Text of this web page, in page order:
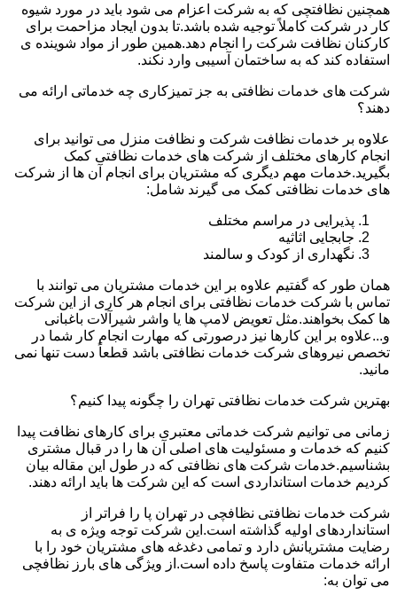
همچنین نظافتچی که به شرکت اعزام می شود باید در مورد شیوه
کار در شرکت کاملاً توجیه شده باشد.تا بدون ایجاد مزاحمت برای
کارکنان نظافت شرکت را انجام دهد.همین طور از مواد شوینده ی
استفاده کند که به ساختمان آسیبی وارد نکند.
شرکت های خدمات نظافتی به جز تمیزکاری چه خدماتی ارائه می
دهند؟
علاوه بر خدمات نظافت شرکت و نظافت منزل می توانید برای
انجام کارهای مختلف از شرکت های خدمات نظافتی کمک
بگیرید.خدمات مهم دیگری که مشتریان برای انجام آن ها از شرکت
های خدمات نظافتی کمک می گیرند شامل:
پذیرایی در مراسم مختلف
جابجایی اثاثیه
نگهداری از کودک و سالمند
همان طور که گفتیم علاوه بر این خدمات مشتریان می توانند با
تماس با شرکت خدمات نظافتی برای انجام هر کاری از این شرکت
ها کمک بخواهند.مثل تعویض لامپ ها یا واشر شیرآلات باغبانی
و...علاوه بر این کارها نیز درصورتی که مهارت انجام کار شما در
تخصص نیروهای شرکت خدمات نظافتی باشد قطعاً دست تنها نمی
مانید.
بهترین شرکت خدمات نظافتی تهران را چگونه پیدا کنیم؟
زمانی می توانیم شرکت خدماتی معتبری برای کارهای نظافت پیدا
کنیم که خدمات و مسئولیت های اصلی آن ها را در قبال مشتری
بشناسیم.خدمات شرکت های نظافتی که در طول این مقاله بیان
کردیم خدمات استانداردی است که این شرکت ها باید ارائه دهند.
شرکت خدمات نظافتی نظافچی در تهران پا را فراتر از
استانداردهای اولیه گذاشته است.این شرکت توجه ویژه ی به
رضایت مشتریانش دارد و تمامی دغدغه های مشتریان خود را با
ارائه خدمات متفاوت پاسخ داده است.از ویژگی های بارز نظافچی
می توان به: